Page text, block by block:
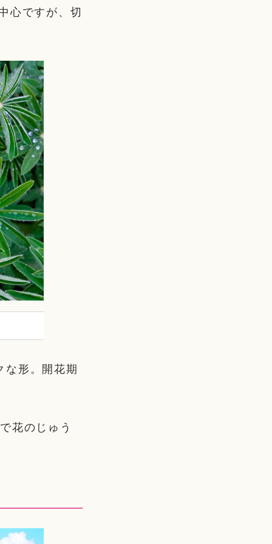
心ですが、切
な形。開花期
花のじゅう